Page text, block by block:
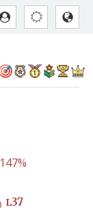
147%
L37